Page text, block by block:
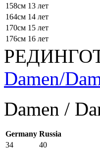
158см 13 лет
164см 14 лет
170см 15 лет
176см 16 лет
Damen/
Damen /
Germany Russia
34
40